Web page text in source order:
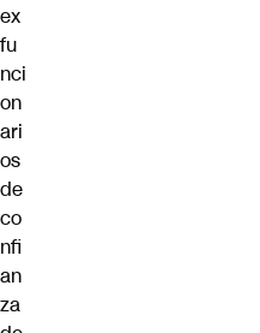
ex
fu
nci
on
ari
os
de
co
nfi
an
za